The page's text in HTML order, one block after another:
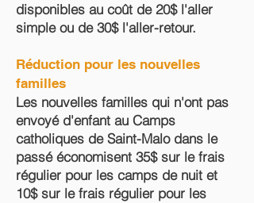
disponibles au coût de 20$ l'aller
simple ou de 30$ l'aller-retour.
Réduction pour les nouvelles
familles
Les nouvelles familles qui n'ont pas
envoyé d'enfant au Camps
catholiques de Saint-Malo dans le
passé économisent 35$ sur le frais
régulier pour les camps de nuit et
10$ sur le frais régulier pour les